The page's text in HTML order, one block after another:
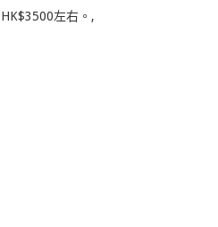
左右。,